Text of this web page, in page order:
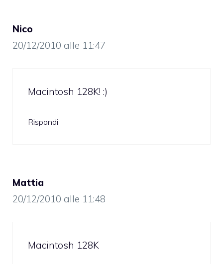
Nico
20/12/2010 alle 11:47
Macintosh 128K! :)
Rispondi
Mattia
20/12/2010 alle 11:48
Macintosh 128K